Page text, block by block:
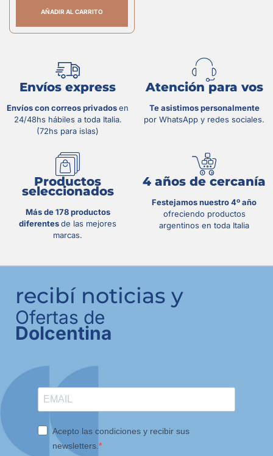
AÑADIR AL CARRITO
Envíos express
Envíos con correos privadosen
24/48hs hábiles a toda Italia.
(72hs para islas)
Atención para vos
Te asistimos personalmente
por WhatsApp y redes sociales.
Productos
seleccionados
Más de 178 productos
diferentesde las mejores
marcas.
4 años de cercanía
Festejamos nuestro 4º año
ofreciendo productos
argentinos en toda Italia
recibí noticias y
Ofertas de
Dolcentina
Acepto las condiciones y recibir sus
newsletters.